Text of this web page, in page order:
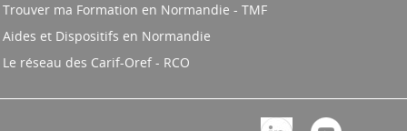
Trouver ma Formation en Normandie - TMF
Aides et Dispositifs en Normandie
Le réseau des Carif-Oref - RCO